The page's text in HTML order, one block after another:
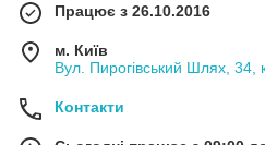
Працює з 26.10.2016
м. Київ
Вул. Пирогівський Шлях, 34,
Контакти